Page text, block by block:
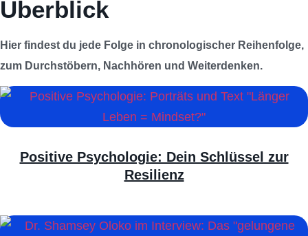
Überblick
Hier findest du jede Folge in chronologischer Reihenfolge,
zum Durchstöbern, Nachhören und Weiterdenken.
Positive Psychologie: Dein Schlüssel zur
Resilienz